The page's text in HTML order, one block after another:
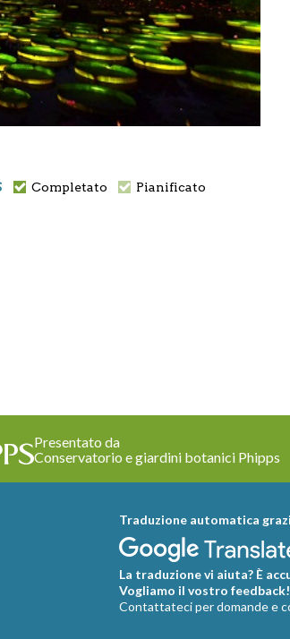
Completato Pianificato
Presentato da
Conservatorio e giardini botanici Phipps
Traduzione automatica
La traduzione vi aiuta? È
Vogliamo il vostro feedback!
Contattateci per domande e